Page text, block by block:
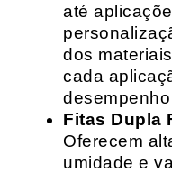
até
dos
cada
Fitas Dupla
Oferecem
umidade e